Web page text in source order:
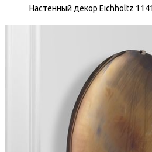
Настенный декор Eichholtz